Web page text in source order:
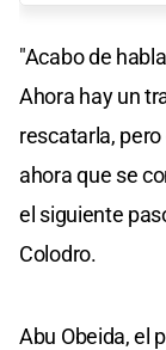
"Acabo de
Ahora hay un
rescatarla,
ahora que se
el siguiente
Colodro.
Abu Obeida, el